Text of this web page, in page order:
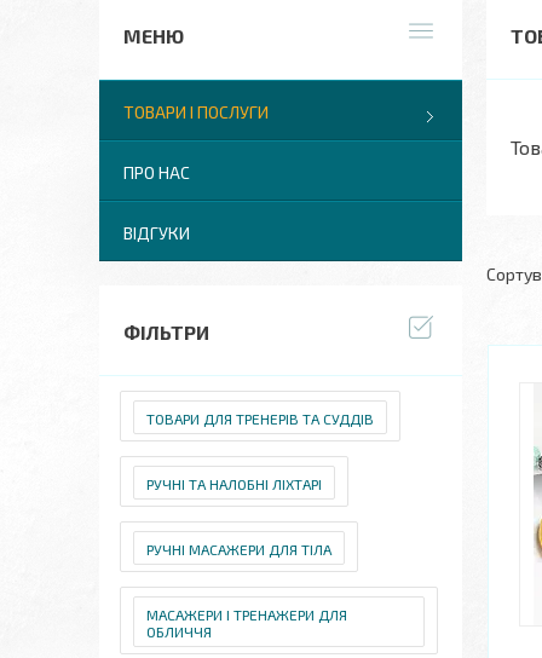
ТОВАРИ І ПОСЛУГИ
ПРО НАС
ВІДГУКИ
ФІЛЬТРИ
ТОВАРИ ДЛЯ ТРЕНЕРІВ ТА СУДДІВ
РУЧНІ ТА НАЛОБНІ ЛІХТАРІ
РУЧНІ МАСАЖЕРИ ДЛЯ ТІЛА
МАСАЖЕРИ І ТРЕНАЖЕРИ ДЛЯ
ОБЛИЧЧЯ